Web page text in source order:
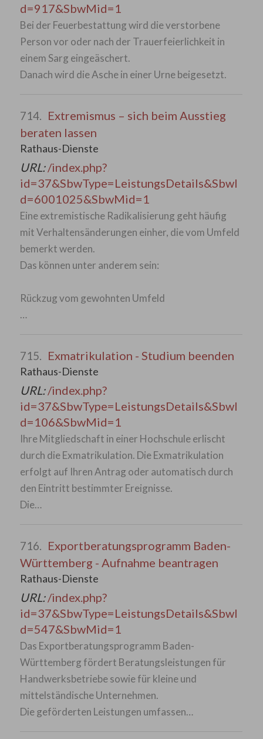
d=917&SbwMid=1
Bei der Feuerbestattung wird die verstorbene
Person vor oder nach der Trauerfeierlichkeit in
einem Sarg eingeäschert.
Danach wird die Asche in einer Urne beigesetzt.
714. Extremismus – sich beim Ausstieg
beraten lassen
Rathaus-Dienste
URL:/index.php?
id=37&SbwType=LeistungsDetails&SbwI
d=6001025&SbwMid=1
Eine extremistische Radikalisierung geht häufig
mit Verhaltensänderungen einher, die vom Umfeld
bemerkt werden.
Das können unter anderem sein:
Rückzug vom gewohnten Umfeld
…
715. Exmatrikulation - Studium beenden
Rathaus-Dienste
URL:/index.php?
id=37&SbwType=LeistungsDetails&SbwI
d=106&SbwMid=1
Ihre Mitgliedschaft in einer Hochschule erlischt
durch die Exmatrikulation. Die Exmatrikulation
erfolgt auf Ihren Antrag oder automatisch durch
den Eintritt bestimmter Ereignisse.
Die…
716. Exportberatungsprogramm Baden-
Württemberg - Aufnahme beantragen
Rathaus-Dienste
URL:/index.php?
id=37&SbwType=LeistungsDetails&SbwI
d=547&SbwMid=1
Das Exportberatungsprogramm Baden-
Württemberg fördert Beratungsleistungen für
Handwerksbetriebe sowie für kleine und
mittelständische Unternehmen.
Die geförderten Leistungen umfassen…